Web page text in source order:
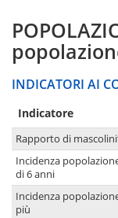
INDICATORI AI
Indicatore
Rapporto di
Incidenza
di 6 anni
Incidenza
più